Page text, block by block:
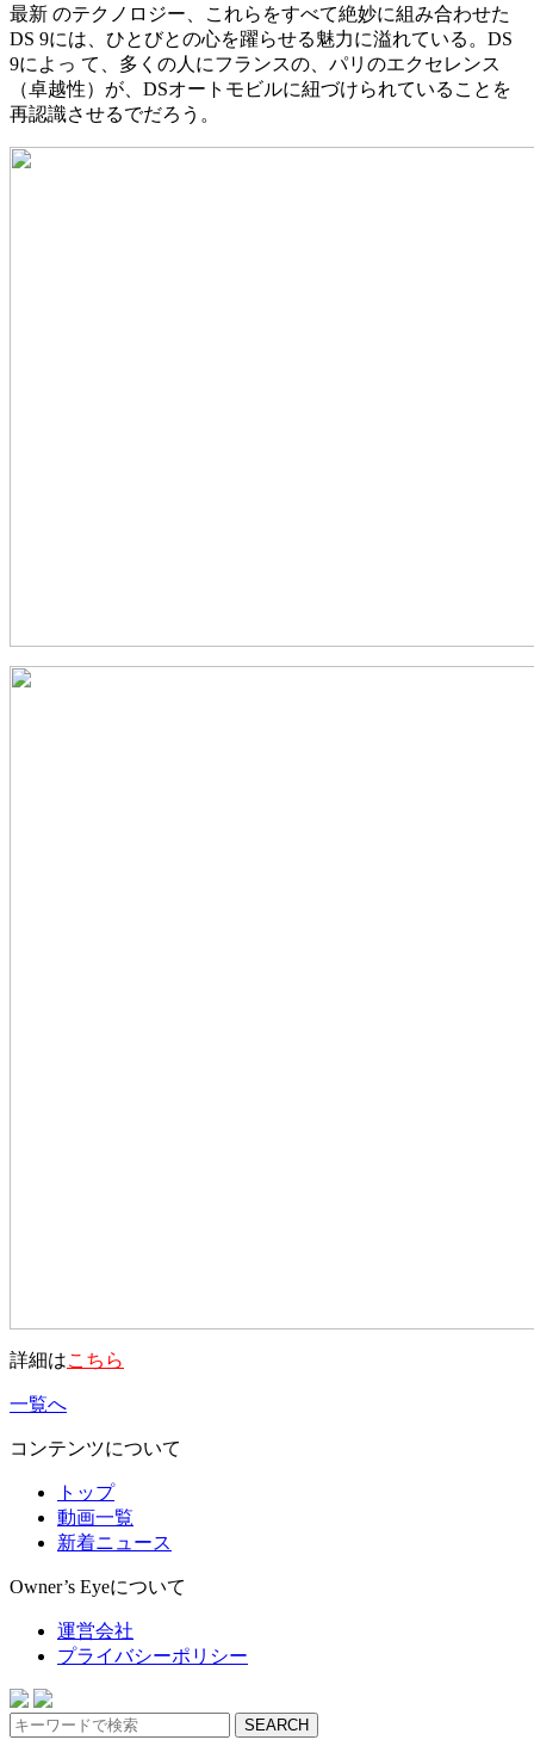
最新 のテクノロジー、これらをすべて絶妙に組み合わせた
DS 9には、ひとびとの心を躍らせる魅力に溢れている。DS
9によっ て、多くの人にフランスの、パリのエクセレンス
（卓越性）が、DSオートモビルに紐づけられていることを
再認識させるでだろう。
詳細はこちら
一覧へ
コンテンツについて
トップ
動画一覧
新着ニュース
Owner’s Eyeについて
運営会社
プライバシーポリシー